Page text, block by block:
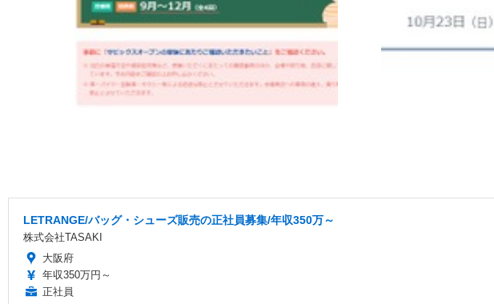
LETRANGE/バッグ・シューズ販売の正社員募集/年収350万～
株式会社TASAKI
大阪府
年収350万円～
正社員